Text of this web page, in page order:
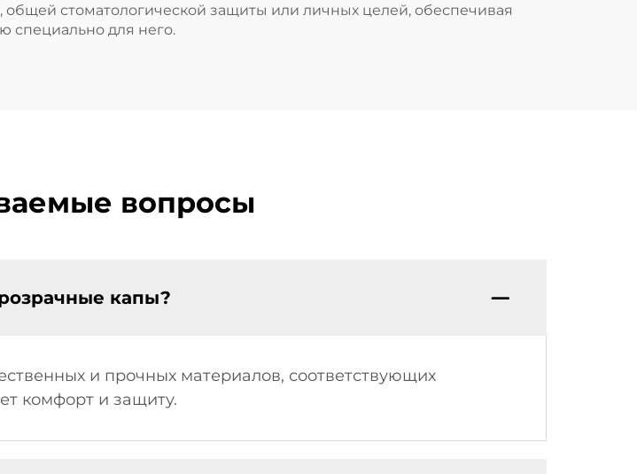
стоматологической защиты или личных целей, обеспечивая
специально для него.
вопросы
капы?
и прочных материалов, соответствующих
комфорт и защиту.